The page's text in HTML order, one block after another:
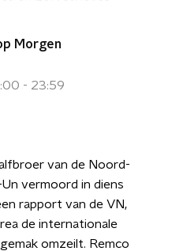
Morgen
- 23:59
van de Noord-
vermoord in diens
rapport van de VN,
de internationale
omzeilt. Remco